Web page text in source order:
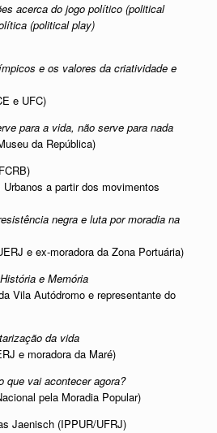
acerca do jogo político (political
(political play)
e os valores da criatividade e
e UFC)
para a vida, não serve para nada
da República)
a partir dos movimentos
negra e luta por moradia na
e ex-moradora da Zona Portuária)
e Memória
Vila Autódromo e representante do
da vida
e moradora da Maré)
que vai acontecer agora?
pela Moradia Popular)
Jaenisch (IPPUR/UFRJ)